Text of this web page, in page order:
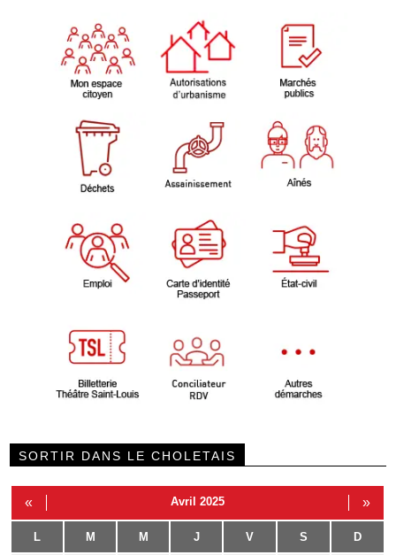
SORTIR DANS LE CHOLETAIS
« Avril 2025 »
L M M J V S D